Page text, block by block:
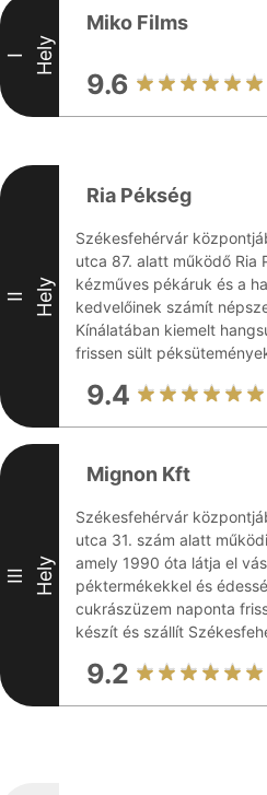
I Hely
Miko Films
9.6
II Hely
Ria Pékség
Székesfehérvár
utca 87. alatt működő Ria
kézműves pékáruk és a
kedvelőinek számít
Kínálatában kiemelt
frissen sült
9.4
III Hely
Mignon Kft
Székesfehérvár
utca 31. szám alatt
amely 1990 óta látja el
péktermékekkel és
cukrászüzem naponta
készít és szállít
9.2